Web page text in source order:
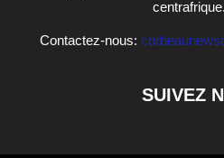
Contactez-nous:
SUIVEZ